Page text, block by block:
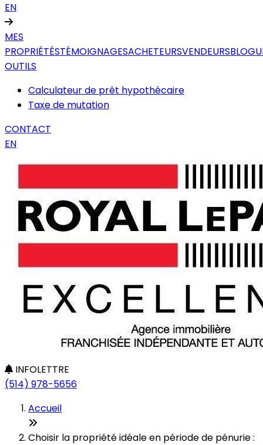
EN
MES
PROPRIÉTÉSTÉMOIGNAGESACHETEURSVENDEURS
OUTILS
Calculateur de prêt hypothécaire
Taxe de mutation
CONTACT
EN
INFOLETTRE
(514) 978-5656
Accueil
Choisir la propriété idéale en période de pénurie :